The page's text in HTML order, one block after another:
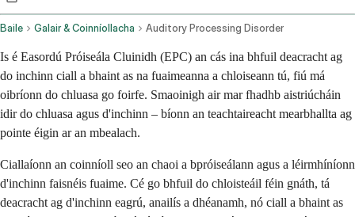
Baile Galair & Coinníollacha Auditory Processing Disorder
Is é Easordú Próiseála Cluinidh (EPC) an cás ina bhfuil deacracht ag
do inchinn ciall a bhaint as na fuaimeanna a chloiseann tú, fiú má
oibríonn do chluasa go foirfe. Smaoinigh air mar fhadhb aistriúcháin
idir do chluasa agus d'inchinn – bíonn an teachtaireacht mearbhallta ag
pointe éigin ar an mbealach.
Ciallaíonn an coinníoll seo an chaoi a bpróiseálann agus a léirmhíníonn
d'inchinn faisnéis fuaime. Cé go bhfuil do chloisteáil féin gnáth, tá
deacracht ag d'inchinn eagrú, anailís a dhéanamh, nó ciall a bhaint as